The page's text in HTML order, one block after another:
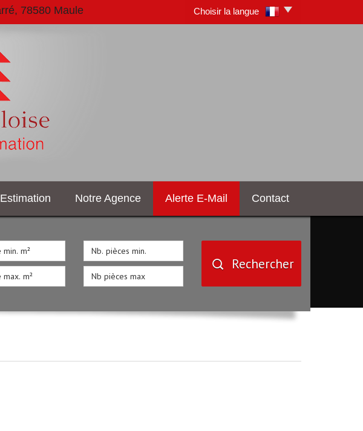
78580 Maule Choisir la langue
Estimation Notre Agence Alerte E-Mail Contact
Rechercher